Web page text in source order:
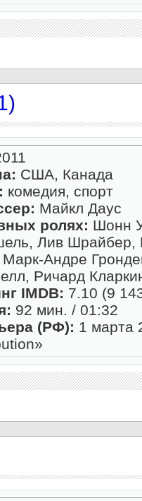
США, Канада
комедия, спорт
Майкл Даус
ролях: Шонн
Лив
Андре
Ричард
IMDB: 7.10 (9
92 мин. / 01:32
(РФ): 1 марта